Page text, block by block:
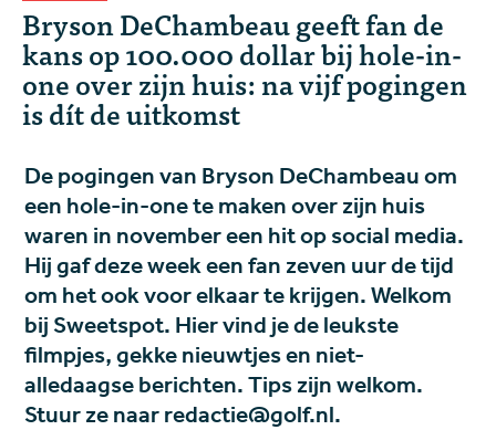
Bryson DeChambeau geeft fan de
kans op 100.000 dollar bij hole-in-
one over zijn huis: na vijf pogingen
is dít de uitkomst
De pogingen van Bryson DeChambeau om
een hole-in-one te maken over zijn huis
waren in november een hit op social media.
Hij gaf deze week een fan zeven uur de tijd
om het ook voor elkaar te krijgen. Welkom
bij Sweetspot. Hier vind je de leukste
filmpjes, gekke nieuwtjes en niet-
alledaagse berichten. Tips zijn welkom.
Stuur ze naar redactie@golf.nl.